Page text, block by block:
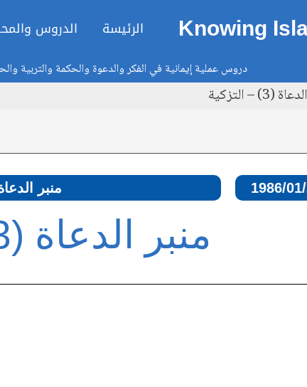
الرئيسة الدروس
دروس عملية إيمانية في الفكر والدعوة والحكمة والتربية
(3) – التزكية
منبر
منبر الدعاة (3): التزكية